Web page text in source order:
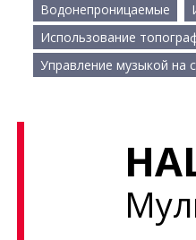
Водонепроницаемые
Использование
Управление музыкой на